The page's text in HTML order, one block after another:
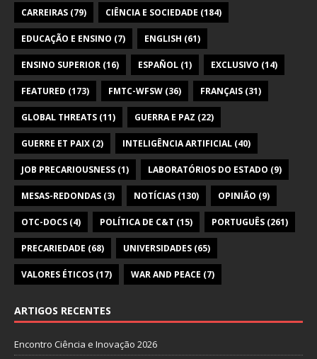
CARREIRAS (79) CIÊNCIA E SOCIEDADE (184)
EDUCAÇÃO E ENSINO (7) ENGLISH (61)
ENSINO SUPERIOR (16) ESPAÑOL (1) EXCLUSIVO (14)
FEATURED (173) FMTC-WFSW (36) FRANÇAIS (31)
GLOBAL THREATS (11) GUERRA E PAZ (22)
GUERRE ET PAIX (2) INTELIGÊNCIA ARTIFICIAL (40)
JOB PRECARIOUSNESS (1) LABORATÓRIOS DO ESTADO (9)
MESAS-REDONDAS (3) NOTÍCIAS (130) OPINIÃO (9)
OTC-DOCS (4) POLÍTICA DE C&T (15) PORTUGUÊS (261)
PRECARIEDADE (68) UNIVERSIDADES (65)
VALORES ÉTICOS (17) WAR AND PEACE (7)
ARTIGOS RECENTES
Encontro Ciência e Inovação 2026